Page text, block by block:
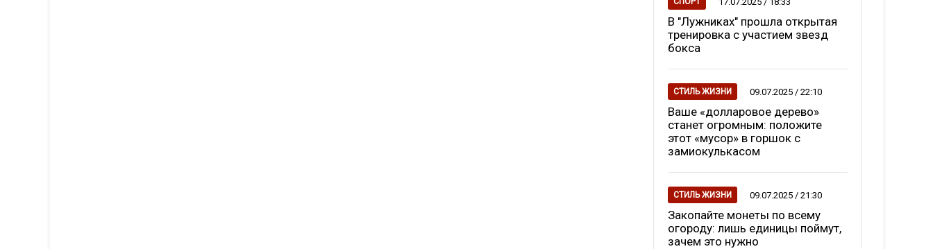
В "Лужниках" прошла открытая
тренировка с участием звезд
бокса
СТИЛЬ ЖИЗНИ 09.07.2025 / 22:10
Ваше «долларовое дерево»
станет огромным: положите
этот «мусор» в горшок с
замиокулькасом
СТИЛЬ ЖИЗНИ 09.07.2025 / 21:30
Закопайте монеты по всему
огороду: лишь единицы поймут,
зачем это нужно